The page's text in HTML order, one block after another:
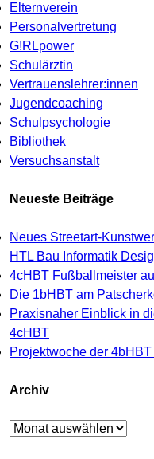
Elternverein
Personalvertretung
G!RLpower
Schulärztin
Vertrauenslehrer:innen
Jugendcoaching
Schulpsychologie
Bibliothek
Versuchsanstalt
Neueste Beiträge
Neues Streetart-
HTL Bau Informatik
4cHBT Fußballmeister
Die 1bHBT am
Praxisnaher Einblick in
4cHBT
Projektwoche der
Archiv
Archiv